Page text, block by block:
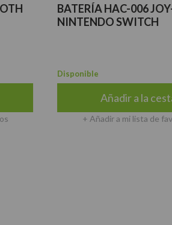
BATERÍA HAC-006 JOY-CON
NINTENDO SWITCH
Disponible
Añadir a la cesta
+ Añadir a mi lista de favoritos